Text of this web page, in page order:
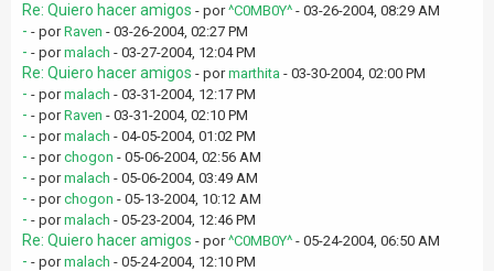
Re: Quiero hacer amigos - por^C0MB0Y^ - 03-26-2004, 08:29 AM
- - porRaven - 03-26-2004, 02:27 PM
- - pormalach - 03-27-2004, 12:04 PM
Re: Quiero hacer amigos - pormarthita - 03-30-2004, 02:00 PM
- - pormalach - 03-31-2004, 12:17 PM
- - porRaven - 03-31-2004, 02:10 PM
- - pormalach - 04-05-2004, 01:02 PM
- - porchogon - 05-06-2004, 02:56 AM
- - pormalach - 05-06-2004, 03:49 AM
- - porchogon - 05-13-2004, 10:12 AM
- - pormalach - 05-23-2004, 12:46 PM
Re: Quiero hacer amigos - por^C0MB0Y^ - 05-24-2004, 06:50 AM
- - pormalach - 05-24-2004, 12:10 PM